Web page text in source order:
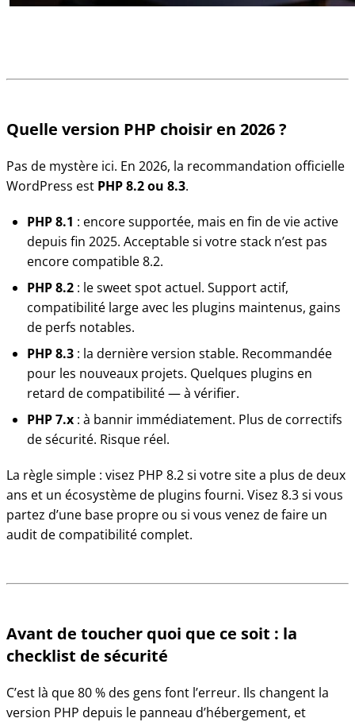
Quelle version PHP choisir en 2026 ?
Pas de mystère ici. En 2026, la recommandation officielle
WordPress est PHP 8.2 ou 8.3.
PHP 8.1 : encore supportée, mais en fin de vie active
depuis fin 2025. Acceptable si votre stack n’est pas
encore compatible 8.2.
PHP 8.2 : le sweet spot actuel. Support actif,
compatibilité large avec les plugins maintenus, gains
de perfs notables.
PHP 8.3 : la dernière version stable. Recommandée
pour les nouveaux projets. Quelques plugins en
retard de compatibilité — à vérifier.
PHP 7.x : à bannir immédiatement. Plus de correctifs
de sécurité. Risque réel.
La règle simple : visez PHP 8.2 si votre site a plus de deux
ans et un écosystème de plugins fourni. Visez 8.3 si vous
partez d’une base propre ou si vous venez de faire un
audit de compatibilité complet.
Avant de toucher quoi que ce soit : la
checklist de sécurité
C’est là que 80 % des gens font l’erreur. Ils changent la
version PHP depuis le panneau d’hébergement, et